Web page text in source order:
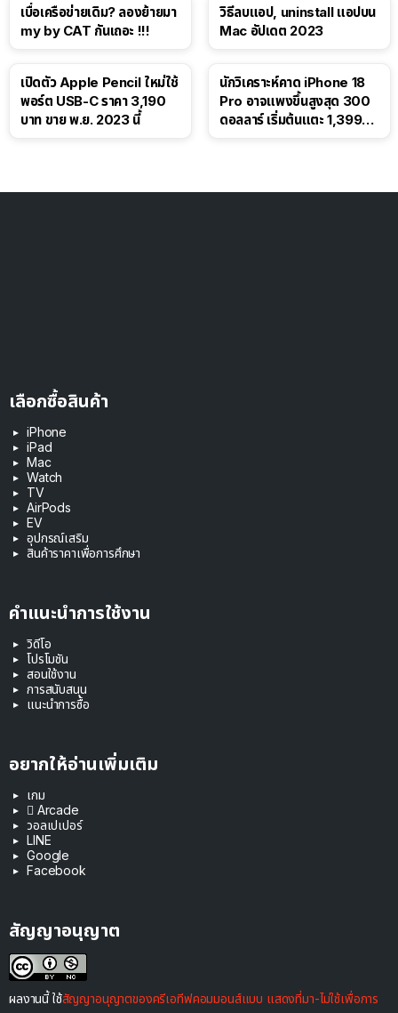
เบื่อเครือข่ายเดิม? ลองย้ายมา
my by CAT กันเถอะ !!!
วิธีลบแอป, uninstall แอปบน
Mac อัปเดต 2023
เปิดตัว Apple Pencil ใหม่ใช้
พอร์ต USB-C ราคา 3,190
บาท ขาย พ.ย. 2023 นี้
นักวิเคราะห์คาด iPhone 18
Pro อาจแพงขึ้นสูงสุด 300
ดอลลาร์ เริ่มต้นแตะ 1,399
เลือกซื้อสินค้า
iPhone
iPad
Mac
Watch
TV
AirPods
EV
อุปกรณ์เสริม
สินค้าราคาเพื่อการศึกษา
คำแนะนำการใช้งาน
วิดีโอ
โปรโมชัน
สอนใช้งาน
การสนับสนุน
แนะนำการซื้อ
อยากให้อ่านเพิ่มเติม
เกม
 Arcade
วอลเปเปอร์
LINE
Google
Facebook
สัญญาอนุญาต
ผลงานนี้ ใช้สัญญาอนุญาตของครีเอทีฟคอมมอนส์แบบ แสดงที่มา-ไม่ใช้เพื่อการ